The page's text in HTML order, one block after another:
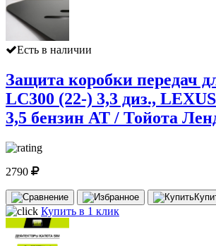
Есть в наличии
Защита коробки передач
LC300 (22-) 3,3 диз.,
3,5 бензин AT / Тойота
2790
Купить в 1 клик